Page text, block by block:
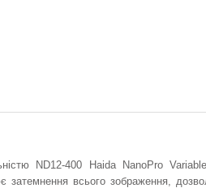
ND12-400 Haida NanoPro
затемнення всього зображення,